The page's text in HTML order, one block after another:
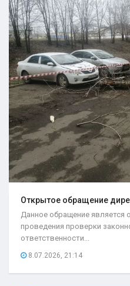
Открытое обращение
Данное обращение
проведения проверки
ответственности...
8.07.2026, 21:14